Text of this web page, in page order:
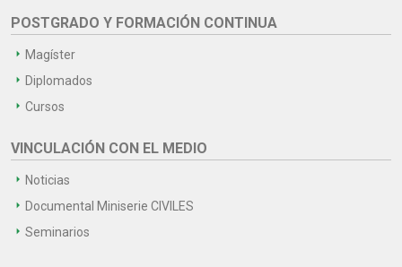
POSTGRADO Y FORMACIÓN CONTINUA
Magíster
Diplomados
Cursos
VINCULACIÓN CON EL MEDIO
Noticias
Documental Miniserie CIVILES
Seminarios